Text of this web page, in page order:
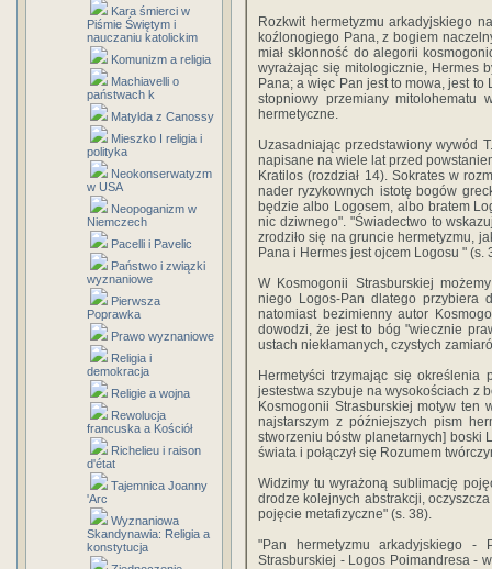
Kara śmierci w
Piśmie Świętym i
nauczaniu katolickim
Komunizm a religia
Machiavelli o
państwach k
Matylda z Canossy
Mieszko I religia i
polityka
Neokonserwatyzm
w USA
Neopoganizm w
Niemczech
Pacelli i Pavelic
Państwo i związki
wyznaniowe
Pierwsza
Poprawka
Prawo wyznaniowe
Religia i
demokracja
Religie a wojna
Rewolucja
francuska a Kościół
Richelieu i raison
d'état
Tajemnica Joanny
'Arc
Wyznaniowa
Skandynawia: Religia a
konstytucja
Rozkwit hermetyzmu arkadyjskiego
koźlonogiego Pana, z bogiem
miał skłonność do alegorii
wyrażając się mitologicznie, Hermes
Pana; a więc Pan jest to mowa, jest
stopniowy przemiany mitolohematu
hermetyczne.
Uzasadniając przedstawiony wywód
napisane na wiele lat przed
Kratilos (rozdział 14). Sokrates w
nader ryzykownych istotę bogów
będzie albo Logosem, albo bratem
nic dziwnego". "Świadectwo to
zrodziło się na gruncie hermetyzmu,
Pana i Hermes jest ojcem Logosu " (s.
W Kosmogonii Strasburskiej
niego Logos-Pan dlatego przybiera
natomiast bezimienny autor
dowodzi, że jest to bóg "wiecznie
ustach niekłamanych, czystych
Hermetyści trzymając się
jestestwa szybuje na wysokościach z
Kosmogonii Strasburskiej motyw ten
najstarszym z późniejszych pism
stworzeniu bóstw planetarnych] boski
świata i połączył się Rozumem
Widzimy tu wyrażoną sublimację
drodze kolejnych abstrakcji,
pojęcie metafizyczne" (s. 38).
"Pan hermetyzmu arkadyjskiego -
Strasburskiej - Logos Poimandresa -